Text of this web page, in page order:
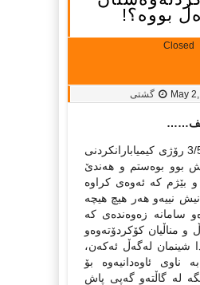
بووە؟!
Closed
May گشتی
بۆ یادی 3/5/1988 رۆژی كیمیابارانكردنی
بوو بوەستم و هەندێ
بێژم كە ئەوەی كراوە
نییەو هەر هیچ هیچە
سامانە زەوەندەی كە
و مناڵیان كۆكردۆتەوەو
شینمان لەگەڵ ئەكەن،
ناوی ئاوەدانیەوە بۆ
لە گاڵتەو گەپی پاش